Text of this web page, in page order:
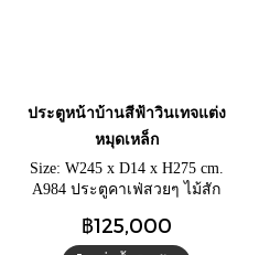
ประตูหน้าบ้านสีฟ้าวินเทจแต่ง
หมุดเหล็ก
Size: W245 x D14 x H275 cm.
A984 ประตูคาเฟ่สวยๆ ไม้สัก
อินเดียโบราณสีฟ้าเก่าดั้งเดิม
฿125,000